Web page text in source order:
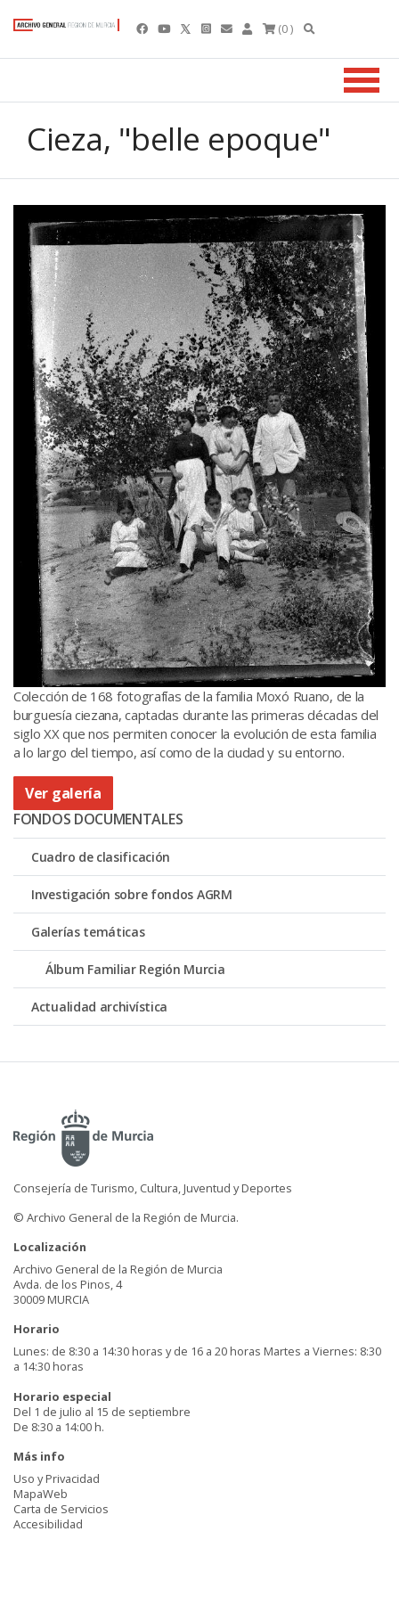
(0 )
Cieza, "belle epoque"
Colección de 168 fotografías de la familia Moxó Ruano, de la
burguesía ciezana, captadas durante las primeras décadas del
siglo XX que nos permiten conocer la evolución de esta familia
a lo largo del tiempo, así como de la ciudad y su entorno.
Ver galería
FONDOS DOCUMENTALES
Cuadro de clasificación
Investigación sobre fondos AGRM
Galerías temáticas
Álbum Familiar Región Murcia
Actualidad archivística
Consejería de Turismo, Cultura, Juventud y Deportes
© Archivo General de la Región de Murcia.
Localización
Archivo General de la Región de Murcia
Avda. de los Pinos, 4
30009 MURCIA
Horario
Lunes: de 8:30 a 14:30 horas y de 16 a 20 horas Martes a Viernes: 8:30
a 14:30 horas
Horario especial
Del 1 de julio al 15 de septiembre
De 8:30 a 14:00 h.
Más info
Uso y Privacidad
MapaWeb
Carta de Servicios
Accesibilidad